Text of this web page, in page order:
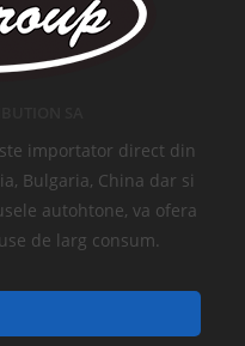
importator direct din
Bulgaria, China dar si
autohtone, va ofera
de larg consum.